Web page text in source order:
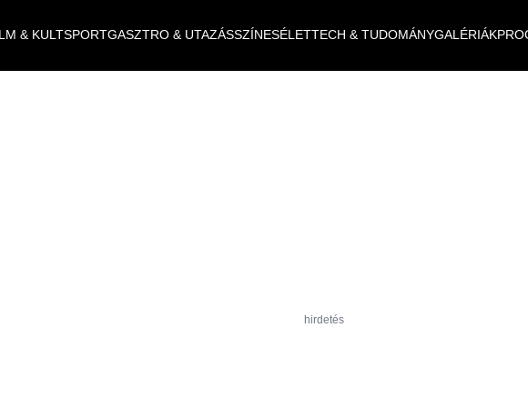
& KULTSPORTGASZTRO & UTAZÁSSZÍNESÉLETTECH & TUDOMÁNYGALÉRIÁK
hirdetés